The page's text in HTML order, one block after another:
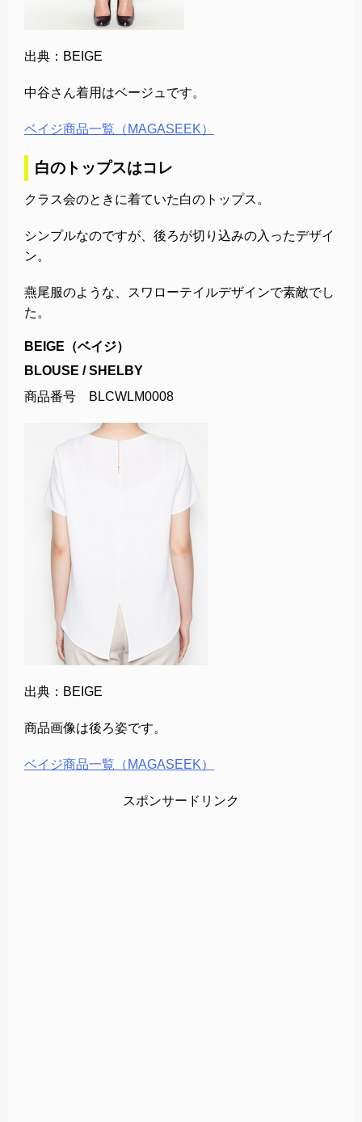
出典：BEIGE
中谷さん着用はベージュです。
ベイジ商品一覧（MAGASEEK）
白のトップスはコレ
クラス会のときに着ていた白のトップス。
シンプルなのですが、後ろが切り込みの入ったデザイ
ン。
燕尾服のような、スワローテイルデザインで素敵でし
た。
BEIGE（ベイジ）
BLOUSE / SHELBY
商品番号 BLCWLM0008
出典：BEIGE
商品画像は後ろ姿です。
ベイジ商品一覧（MAGASEEK）
スポンサードリンク